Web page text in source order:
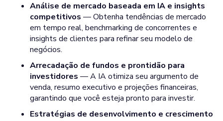
Análise de mercado baseada em IA e insights
competitivos — Obtenha tendências de mercado
em tempo real, benchmarking de concorrentes e
insights de clientes para refinar seu modelo de
negócios.
Arrecadação de fundos e prontidão para
investidores — A IA otimiza seu argumento de
venda, resumo executivo e projeções financeiras,
garantindo que você esteja pronto para investir.
Estratégias de desenvolvimento e crescimento